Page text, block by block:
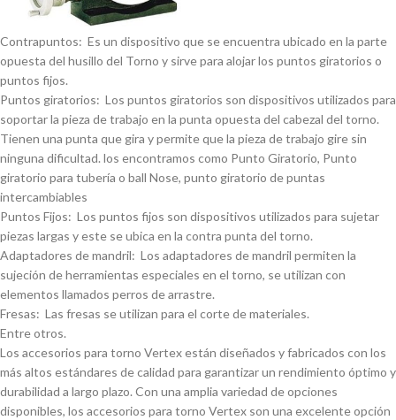
Contrapuntos: Es un dispositivo que se encuentra ubicado en la parte
opuesta del husillo del Torno y sirve para alojar los puntos giratorios o
puntos fijos.
Puntos giratorios: Los puntos giratorios son dispositivos utilizados para
soportar la pieza de trabajo en la punta opuesta del cabezal del torno.
Tienen una punta que gira y permite que la pieza de trabajo gire sin
ninguna dificultad. los encontramos como Punto Giratorio, Punto
giratorio para tuberí­a o ball Nose, punto giratorio de puntas
intercambiables
Puntos Fijos: Los puntos fijos son dispositivos utilizados para sujetar
piezas largas y este se ubica en la contra punta del torno.
Adaptadores de mandril: Los adaptadores de mandril permiten la
sujeción de herramientas especiales en el torno, se utilizan con
elementos llamados perros de arrastre.
Fresas: Las fresas se utilizan para el corte de materiales.
Entre otros.
Los accesorios para torno Vertex están diseñados y fabricados con los
más altos estándares de calidad para garantizar un rendimiento óptimo y
durabilidad a largo plazo. Con una amplia variedad de opciones
disponibles, los accesorios para torno Vertex son una excelente opción